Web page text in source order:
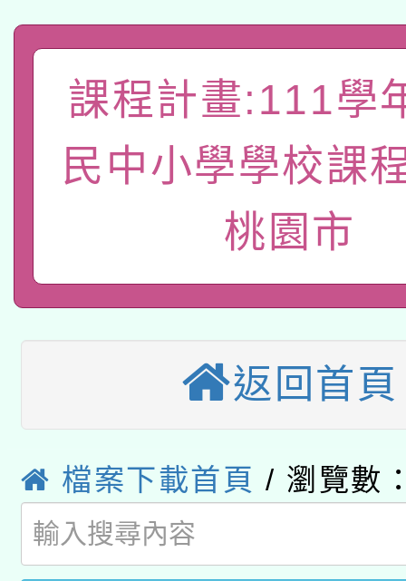
動」
開 智慧啟航」
轉知教育部國民及學前
國立臺灣師範大學辦理
年度健康促進學校輔導
業成長研習」實施計畫
函轉國家教育研究院中
原住民族教育政策研討
族教育國際趨勢與發展
轉知教育部國民及學前
師專業成長研習實施
方素養工作坊新北場」
函轉國立臺灣師範大學
族語言臺北學習中心
轉知有關國立成功大學
文教學共融平台-教案
件」活動簡章
教育部國民及學前教育
年度COVID-19疫苗接
接種對象擴大為「滿6
接種之民眾」措施，延
月28日止
轉知經濟部水利署委託
業技術研究院辦理「
用水績優單位及節水達
動」
115年8月22日(星期六
桃園市孔廟祈福系列
開 智慧啟航」
2026年桃園地景藝術
「2026桃園藝術巡演
關事宜
轉知教育部國民及學前
國立臺灣師範大學辦理
函轉國家教育研究院中
課程計畫:111學
民中小學學校課
桃園市
返回首頁
檔案下載首頁 / 瀏覽數